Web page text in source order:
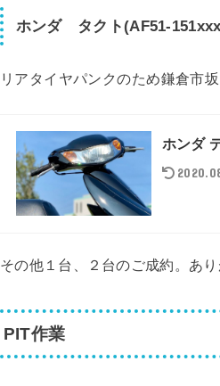
ホンダ タクト(AF51-
リアタイヤパンクのため鎌倉市
ホンダ
その他１台、２台のご成約。あり
PIT作業